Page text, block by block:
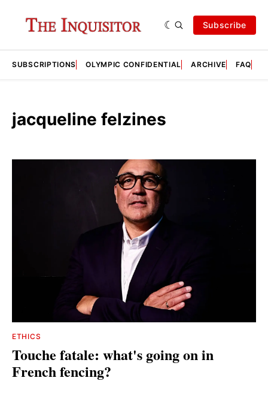
Subscribe
SUBSCRIPTIONS OLYMPIC CONFIDENTIAL ARCHIVE FAQ
jacqueline felzines
ETHICS
Touche fatale: what's going on in
French fencing?